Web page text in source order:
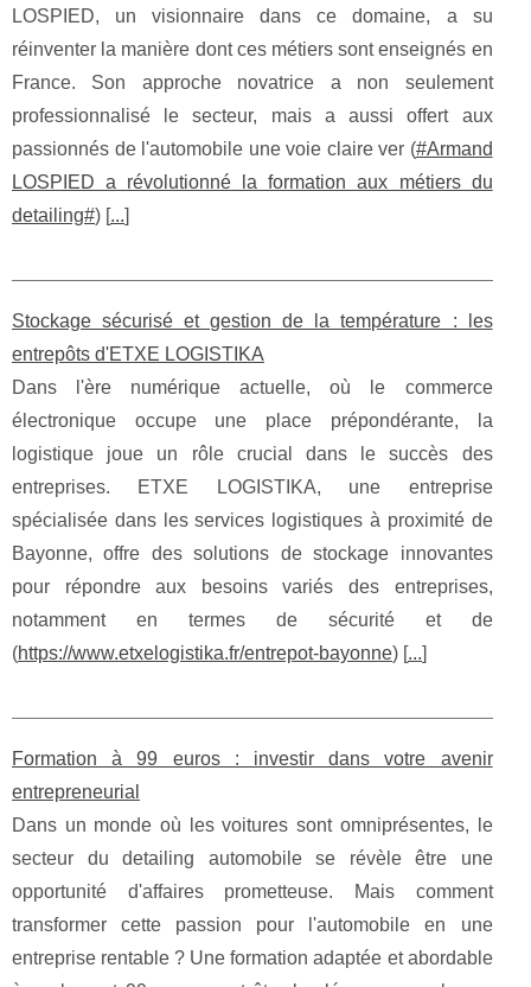
LOSPIED, un visionnaire dans ce domaine, a su
réinventer la manière dont ces métiers sont enseignés en
France. Son approche novatrice a non seulement
professionnalisé le secteur, mais a aussi offert aux
passionnés de l'automobile une voie claire ver (#Armand
LOSPIED a révolutionné la formation aux métiers du
detailing#) [...]
Stockage sécurisé et gestion de la température : les
entrepôts d'ETXE LOGISTIKA
Dans l'ère numérique actuelle, où le commerce
électronique occupe une place prépondérante, la
logistique joue un rôle crucial dans le succès des
entreprises. ETXE LOGISTIKA, une entreprise
spécialisée dans les services logistiques à proximité de
Bayonne, offre des solutions de stockage innovantes
pour répondre aux besoins variés des entreprises,
notamment en termes de sécurité et de
(https://www.etxelogistika.fr/entrepot-bayonne) [...]
Formation à 99 euros : investir dans votre avenir
entrepreneurial
Dans un monde où les voitures sont omniprésentes, le
secteur du detailing automobile se révèle être une
opportunité d'affaires prometteuse. Mais comment
transformer cette passion pour l'automobile en une
entreprise rentable ? Une formation adaptée et abordable